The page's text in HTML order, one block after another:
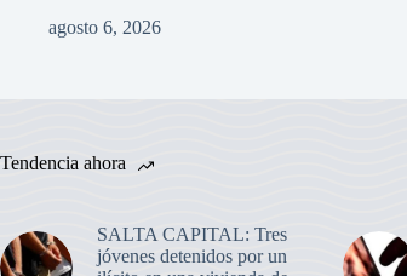
agosto 6, 2026
Tendencia ahora
SALTA CAPITAL: Tres
jóvenes detenidos por un